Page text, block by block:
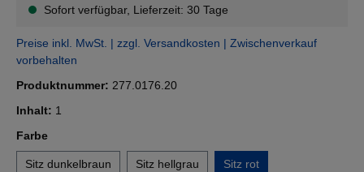
Sofort verfügbar, Lieferzeit: 30 Tage
Preise inkl. MwSt. | zzgl. Versandkosten | Zwischenverkauf
vorbehalten
Produktnummer: 277.0176.20
Inhalt: 1
Farbeauswählen
Sitz dunkelbraun Sitz hellgrau Sitz rot